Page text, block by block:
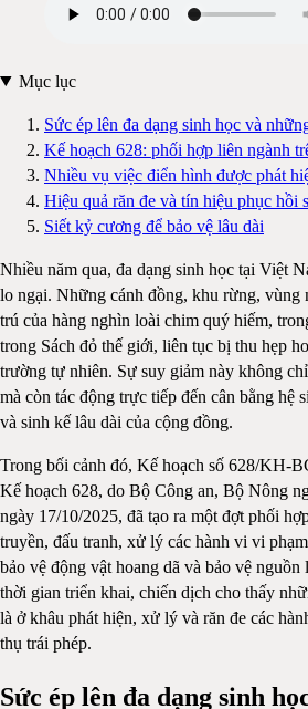
Mục lục
Sức ép lên đa dạng sinh học và
Kế hoạch 628: phối hợp liên ngành
Nhiều vụ việc điển hình được phát
Hiệu quả răn đe và tín hiệu phục hồi
Siết kỷ cương để bảo vệ lâu dài
Nhiều năm qua, đa dạng sinh học tại Việt
lo ngại. Những cánh đồng, khu rừng, vùng
trú của hàng nghìn loài chim quý hiếm,
trong Sách đỏ thế giới, liên tục bị thu hẹp
trường tự nhiên. Sự suy giảm này không
mà còn tác động trực tiếp đến cân bằng hệ
và sinh kế lâu dài của cộng đồng.
Trong bối cảnh đó, Kế hoạch số 628/KH-
Kế hoạch 628, do Bộ Công an, Bộ Nông
ngày 17/10/2025, đã tạo ra một đợt phối
truyền, đấu tranh, xử lý các hành vi vi
bảo vệ động vật hoang dã và bảo vệ
thời gian triển khai, chiến dịch cho thấy
là ở khâu phát hiện, xử lý và răn đe các
thụ trái phép.
Sức ép lên đa dạng sinh